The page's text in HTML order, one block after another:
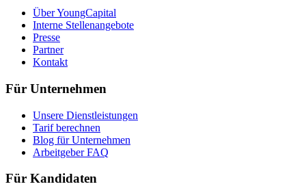
Über YoungCapital
Interne Stellenangebote
Presse
Partner
Kontakt
Für Unternehmen
Unsere Dienstleistungen
Tarif berechnen
Blog für Unternehmen
Arbeitgeber FAQ
Für Kandidaten